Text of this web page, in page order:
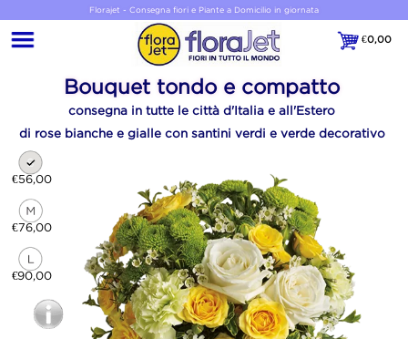
Florajet - Consegna fiori e Piante a Domicilio in giornata
€0,00
€0,00
Bouquet tondo e compatto
consegna in tutte le città d'Italia e all'Estero
di rose bianche e gialle con santini verdi e verde decorativo
€56,00
€76,00
€90,00